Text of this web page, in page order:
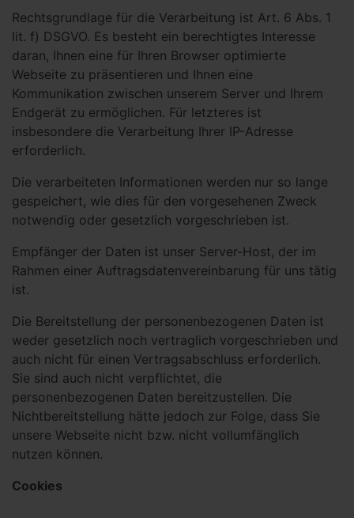
Rechtsgrundlage für die Verarbeitung ist Art. 6 Abs. 1
lit. f) DSGVO. Es besteht ein berechtigtes Interesse
daran, Ihnen eine für Ihren Browser optimierte
Webseite zu präsentieren und Ihnen eine
Kommunikation zwischen unserem Server und Ihrem
Endgerät zu ermöglichen. Für letzteres ist
insbesondere die Verarbeitung Ihrer IP-Adresse
erforderlich.
Die verarbeiteten Informationen werden nur so lange
gespeichert, wie dies für den vorgesehenen Zweck
notwendig oder gesetzlich vorgeschrieben ist.
Empfänger der Daten ist unser Server-Host, der im
Rahmen einer Auftragsdatenvereinbarung für uns tätig
ist.
Die Bereitstellung der personenbezogenen Daten ist
weder gesetzlich noch vertraglich vorgeschrieben und
auch nicht für einen Vertragsabschluss erforderlich.
Sie sind auch nicht verpflichtet, die
personenbezogenen Daten bereitzustellen. Die
Nichtbereitstellung hätte jedoch zur Folge, dass Sie
unsere Webseite nicht bzw. nicht vollumfänglich
nutzen können.
Cookies